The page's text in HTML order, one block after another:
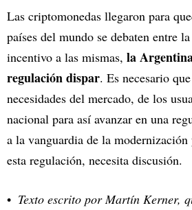
Las criptomonedas llegaron para
países del mundo se debaten entre
incentivo a las mismas, la
regulación dispar. Es necesario
necesidades del mercado, de los
nacional para así avanzar en una
a la vanguardia de la
esta regulación, necesita discusión.
Texto escrito por Martín Kerner,